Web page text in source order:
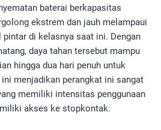
baterai berkapasitas
ekstrem dan jauh melampaui
di kelasnya saat ini. Dengan
daya tahan tersebut mampu
hingga dua hari penuh untuk
menjadikan perangkat ini sangat
memiliki intensitas penggunaan
akses ke stopkontak.